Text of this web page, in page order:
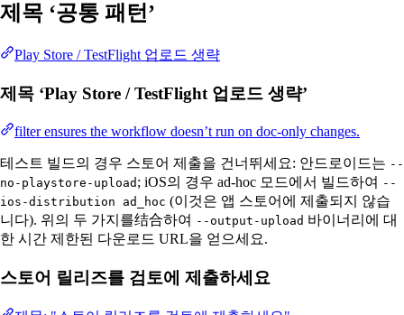
제목 ‘공통 패턴’
Play Store / TestFlight 업로드 생략
제목 ‘Play Store / TestFlight 업로드 생략’
filter ensures the workflow doesn’t run on doc-only changes.
테스트 빌드의 경우 스토어 제출을 건너뛰세요: 안드로이드는 --
no-playstore-upload ; iOS의 경우 ad-hoc 모드에서 빌드하여 --
ios-distribution ad_hoc (이것은 앱 스토어에 제출되지 않습
니다). 위의 두 가지를结合하여 --output-upload 바이너리에 대
한 시간 제한된 다운로드 URL을 얻으세요.
스토어 릴리즈를 검토에 제출하세요